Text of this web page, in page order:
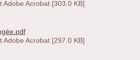
Adobe Acrobat [303.0 KB]
Adobe Acrobat [297.0 KB]